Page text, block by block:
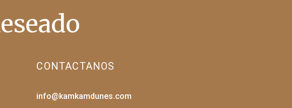
CONTACTANOS
info@kamkamdunes.com